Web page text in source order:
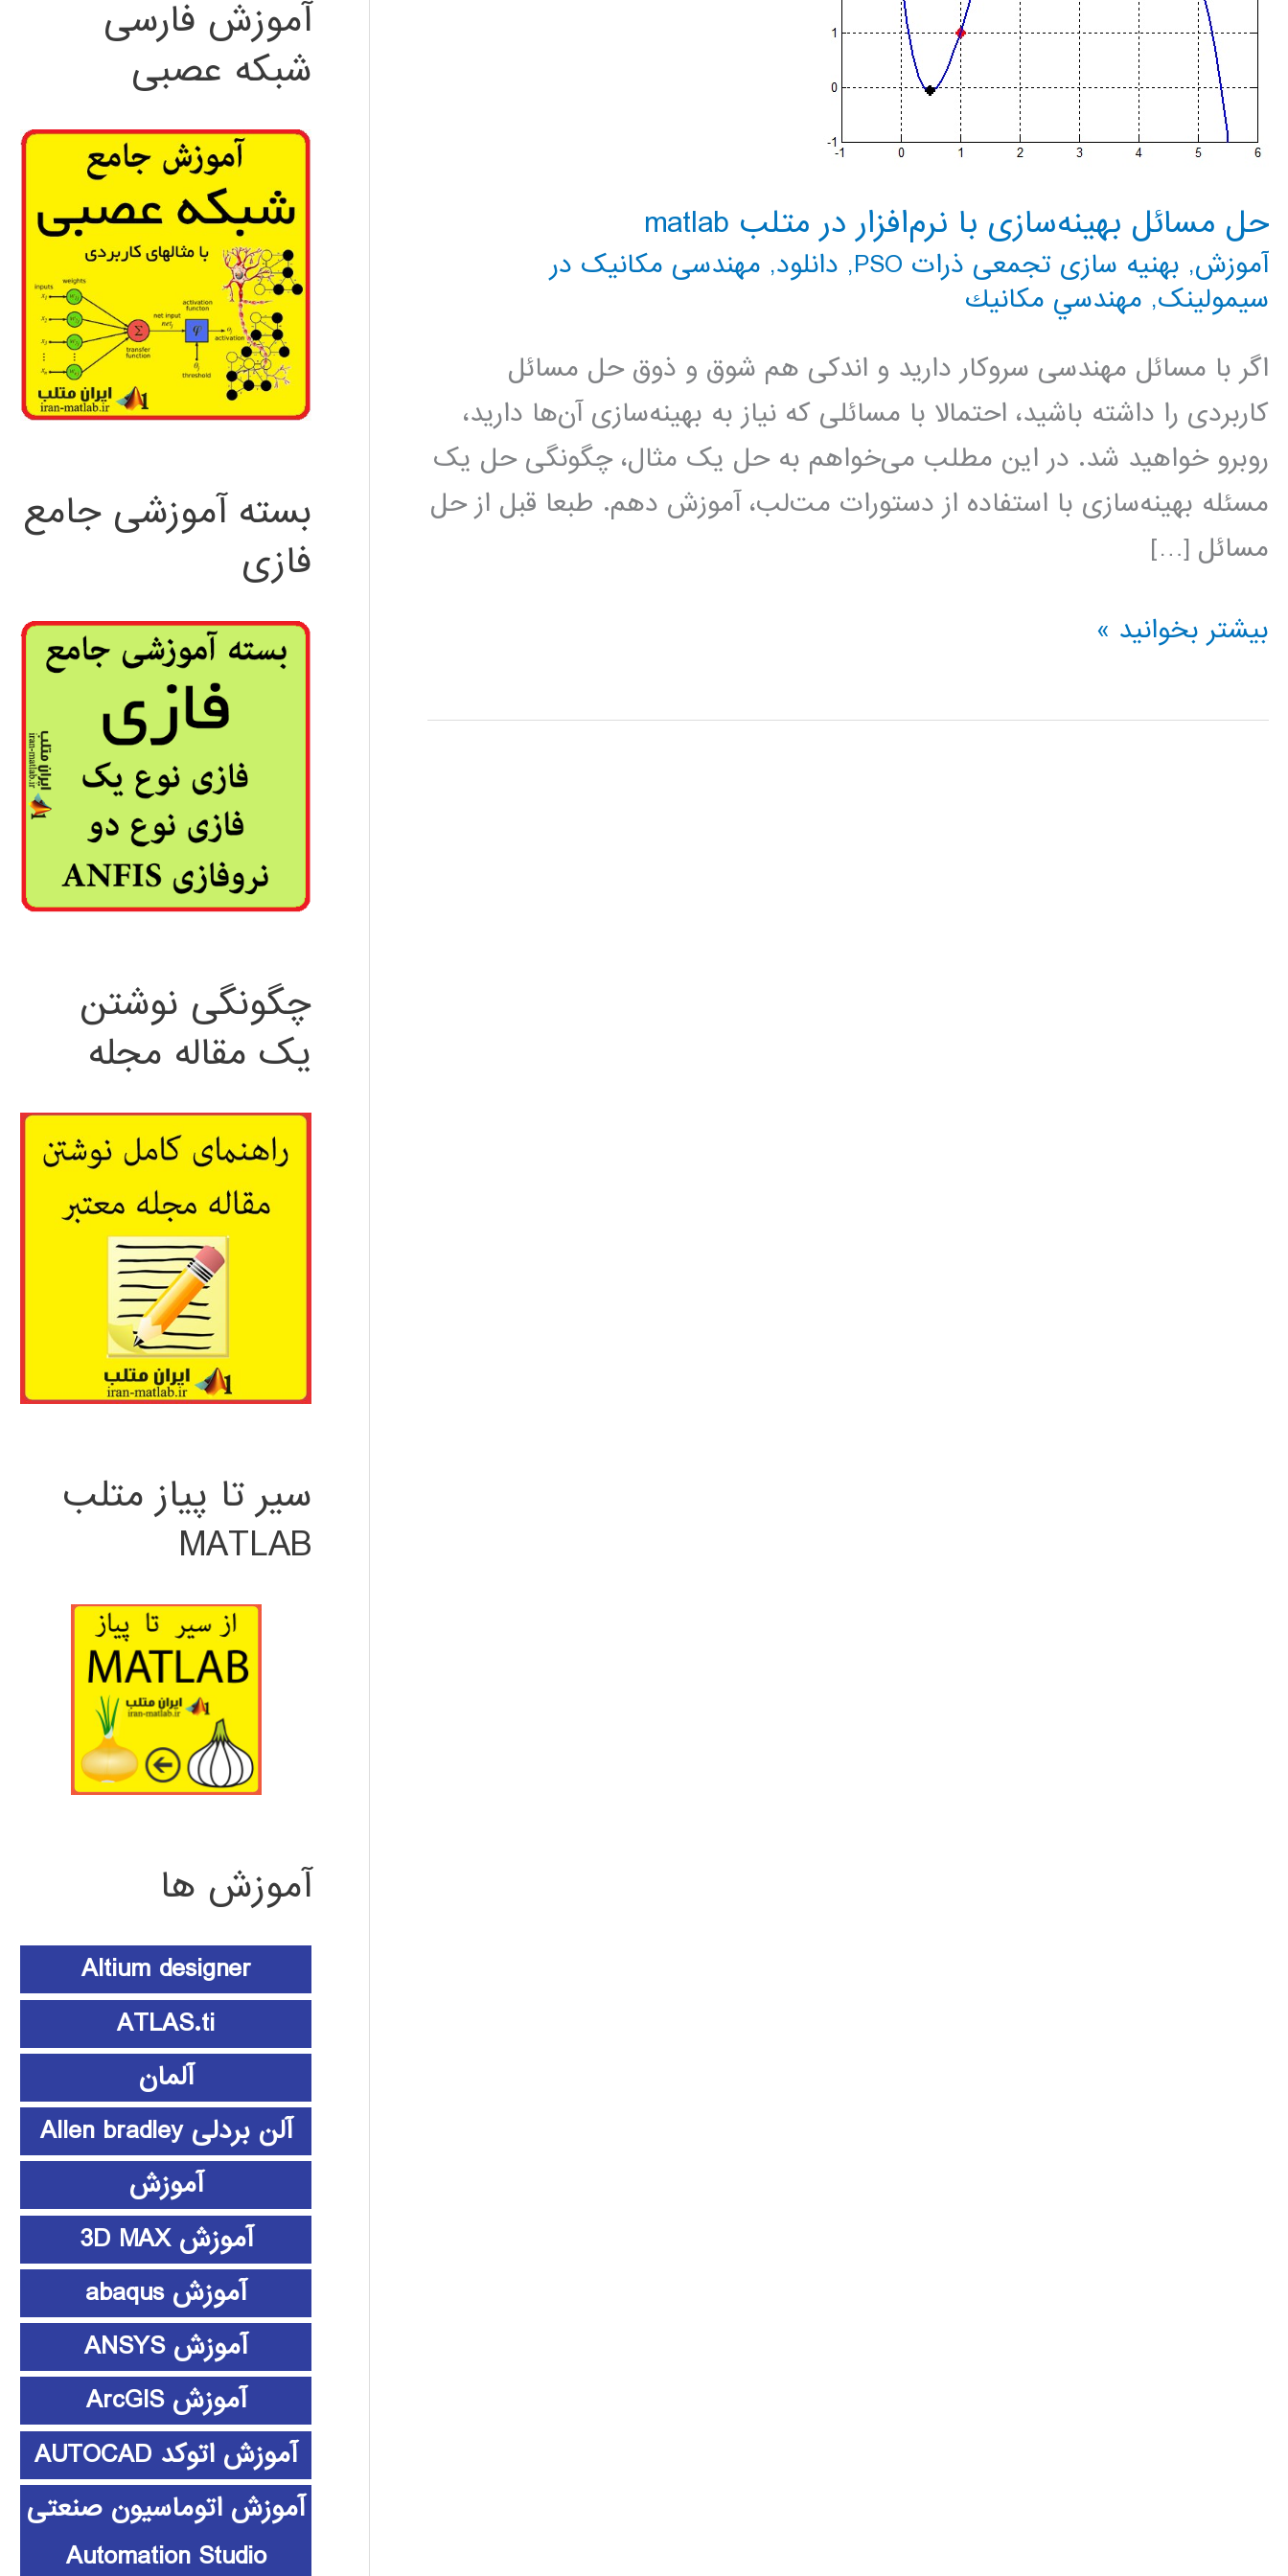
حل مسائل بهینه‌سازی با نرم‌افزار در متلب matlab
آموزش, بهنیه سازی تجمعی ذرات PSO , دانلود, مهندسی مکانیک در
سیمولینک, مهندسي مكانيك
اگر با مسائل مهندسی سروکار دارید و اندکی هم شوق و ذوق حل مسائل
کاربردی را داشته باشید، احتمالا با مسائلی که نیاز به بهینه‌سازی آن‌ها دارید،
روبرو خواهید شد. در این مطلب می‌خواهم به حل یک مثال، چگونگی حل یک
مسئله بهینه‌سازی با استفاده از دستورات مت‌لب، آموزش دهم. طبعا قبل از حل
مسائل […]
حل
بهینه‌سازی
بیشتر بخوانید »
آموزش فارسی
شبکه عصبی
بسته آموزشی جامع
فازی
چگونگی نوشتن
یک مقاله مجله
سیر تا پیاز متلب
MATLAB
آموزش ها
Altium designer
ATLAS.ti
آلمان
آلن بردلی Allen bradley
آموزش
آموزش 3D MAX
آموزش abaqus
آموزش ANSYS
آموزش ArcGIS
آموزش اتوکد AUTOCAD
آموزش اتوماسیون صنعتی
Automation Studio